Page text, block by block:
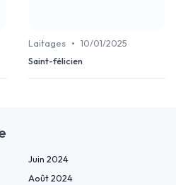
Laitages • 10/01/2025
Saint-félicien
Juin 2024
Août 2024